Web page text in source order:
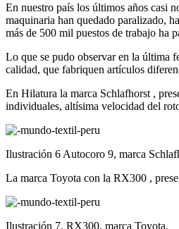
En nuestro país los últimos años casi
maquinaria han quedado paralizado,
más de 500 mil puestos de trabajo ha
Lo que se pudo observar en la última
calidad, que fabriquen artículos
En Hilatura la marca Schlafhorst ,
individuales, altísima velocidad del
Ilustración 6 Autocoro 9, marca
La marca Toyota con la RX300 ,
Ilustración 7. RX300, marca Toyota.